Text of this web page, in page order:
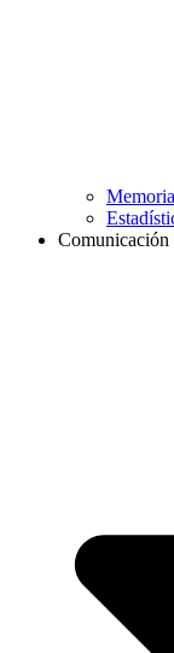
Comunicación